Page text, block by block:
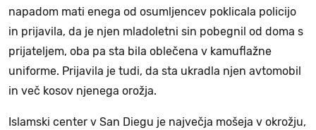
napadom mati enega od osumljencev poklicala policijo
in prijavila, da je njen mladoletni sin pobegnil od doma s
prijateljem, oba pa sta bila oblečena v kamuflažne
uniforme. Prijavila je tudi, da sta ukradla njen avtomobil
in več kosov njenega orožja.
Islamski center v San Diegu je največja mošeja v okrožju,